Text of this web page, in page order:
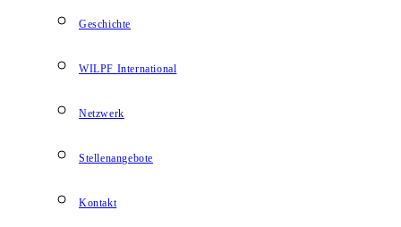
Geschichte
WILPF International
Netzwerk
Stellenangebote
Kontakt